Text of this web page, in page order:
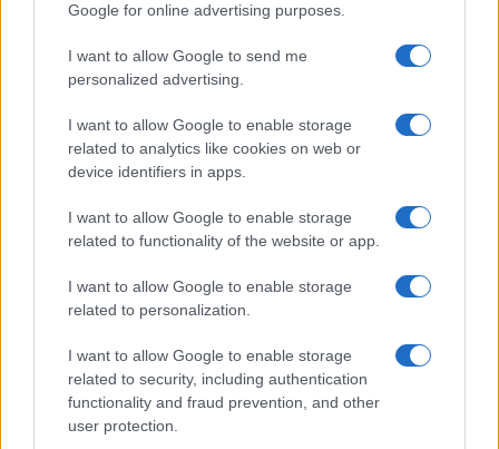
Google for online advertising purposes.
I want to allow Google to send me
personalized advertising.
I want to allow Google to enable storage
related to analytics like cookies on web or
device identifiers in apps.
I want to allow Google to enable storage
related to functionality of the website or app.
I want to allow Google to enable storage
related to personalization.
I want to allow Google to enable storage
related to security, including authentication
functionality and fraud prevention, and other
user protection.